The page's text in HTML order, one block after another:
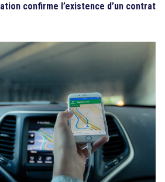
confirme l’existence d’un contrat